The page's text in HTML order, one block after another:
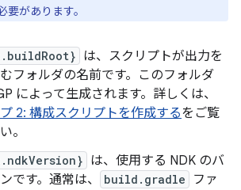
要があります。
は、スクリプトが出力を
フォルダの名前です。このフォルダ
によって生成されます。詳しくは、
2: 構成スクリプトを作成するをご覧
。
は、使用する NDK のバ
です。通常は、
build.gradle
ファ